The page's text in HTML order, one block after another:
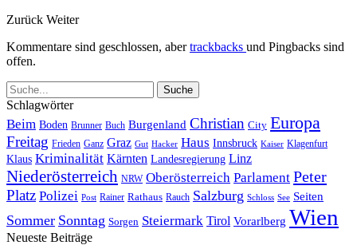
Zurück Weiter
Kommentare sind geschlossen, abertrackbacks und Pingbacks sind
offen.
Schlagwörter
Beim Boden Brunner Buch Burgenland Christian City Europa
Freitag Frieden Ganz Graz Gut Hacker Haus Innsbruck Kaiser Klagenfurt
Klaus Kriminalität Kärnten Landesregierung Linz
Niederösterreich NRW Oberösterreich Parlament Peter
Platz Polizei Post Rainer Rathaus Rauch Salzburg Schloss See Seiten
Sommer Sonntag Sorgen Steiermark Tirol Vorarlberg Wien
Neueste Beiträge